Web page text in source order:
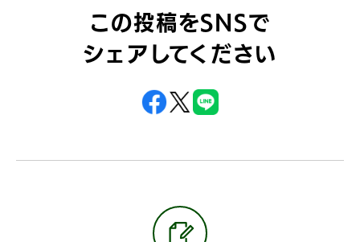
この投稿をSNSで
シェアしてください